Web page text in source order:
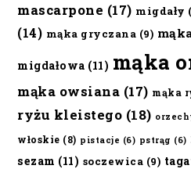
mascarpone (17) migdały
(14) mąka gryczana (9)
migdałowa (11) mąka
mąka owsiana (17) mąka
ryżu kleistego (18)
włoskie (8) pistacje (6) pstrąg (6)
sezam (11) soczewica (9)